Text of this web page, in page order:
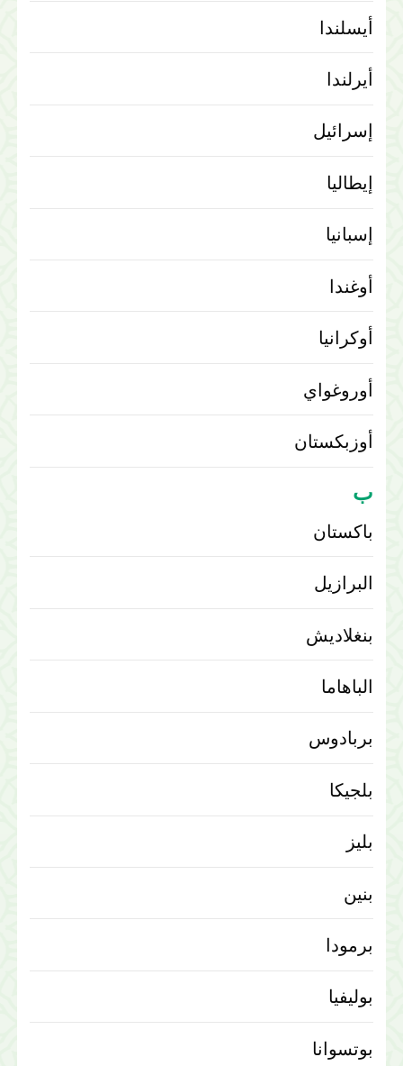
أيسلندا
أيرلندا
إسرائيل
إيطاليا
إسبانيا
أوغندا
أوكرانيا
أوروغواي
أوزبكستان
ب
باكستان
البرازيل
بنغلاديش
الباهاما
بربادوس
بلجيكا
بليز
بنين
برمودا
بوليفيا
بوتسوانا